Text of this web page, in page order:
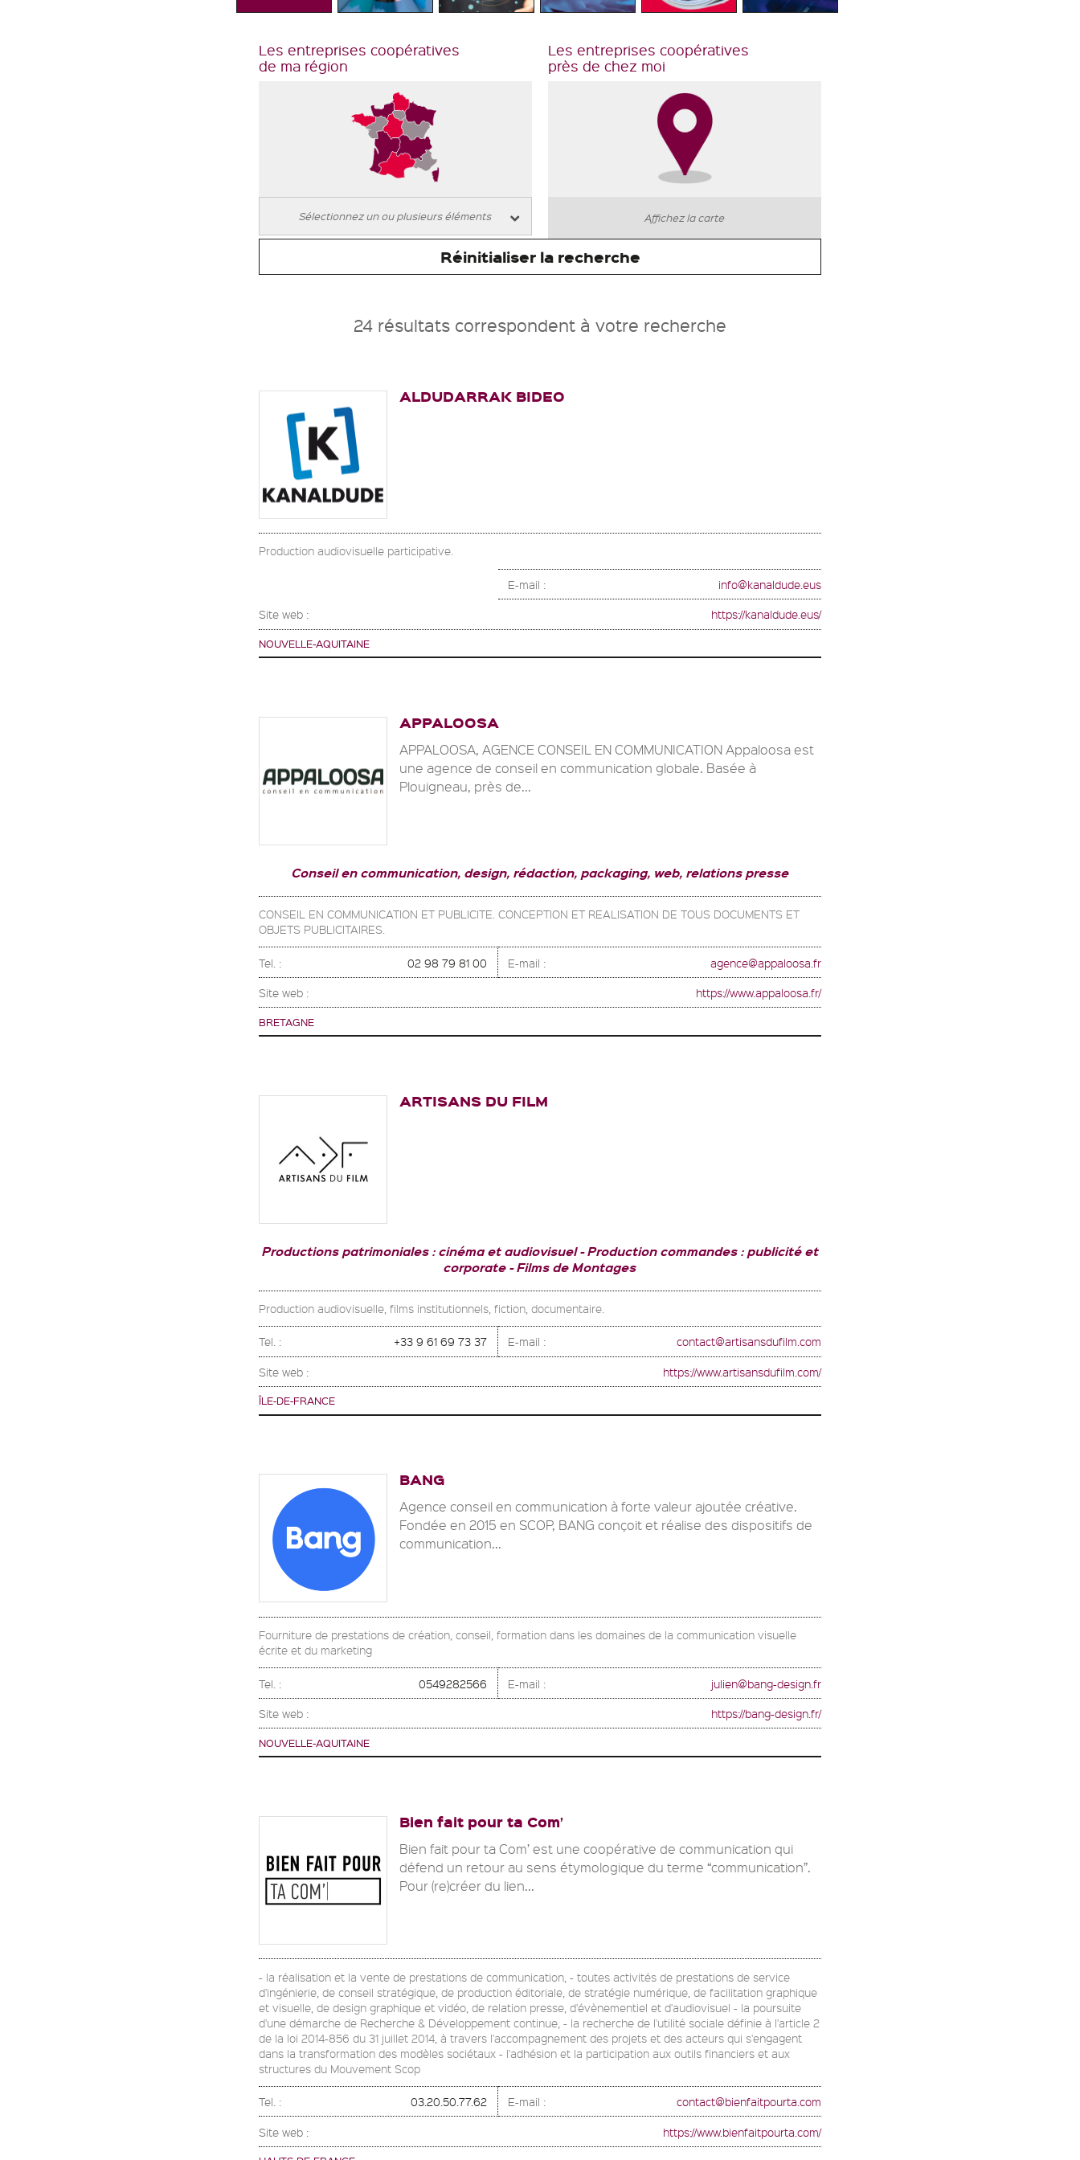
Les entreprises coopératives
de ma région
Les entreprises coopératives
près de chez moi
Affichez la carte
Réinitialiser la recherche
24 résultats correspondent à votre recherche
ALDUDARRAK BIDEO
Production audiovisuelle participative.
E-mail : info@kanaldude.eus
Site web : https://kanaldude.eus/
NOUVELLE-AQUITAINE
APPALOOSA
APPALOOSA, AGENCE CONSEIL EN COMMUNICATION Appaloosa est
une agence de conseil en communication globale. Basée à
Plouigneau, près de...
Conseil en communication, design, rédaction, packaging, web, relations presse
CONSEIL EN COMMUNICATION ET PUBLICITE. CONCEPTION ET REALISATION DE TOUS DOCUMENTS ET
OBJETS PUBLICITAIRES.
Tel. : 02 98 79 81 00 E-mail : agence@appaloosa.fr
Site web : https://www.appaloosa.fr/
BRETAGNE
ARTISANS DU FILM
Productions patrimoniales : cinéma et audiovisuel
Production commandes : publicité et
corporate Films de Montages
Production audiovisuelle, films institutionnels, fiction, documentaire.
Tel. : +33 9 61 69 73 37 E-mail : contact@artisansdufilm.com
Site web : https://www.artisansdufilm.com/
ÎLE-DE-FRANCE
BANG
Agence conseil en communication à forte valeur ajoutée créative.
Fondée en 2015 en SCOP, BANG conçoit et réalise des dispositifs de
communication...
Fourniture de prestations de création, conseil, formation dans les domaines de la communication visuelle
écrite et du marketing
Tel. : 0549282566 E-mail : julien@bang-design.fr
Site web : https://bang-design.fr/
NOUVELLE-AQUITAINE
Bien fait pour ta Com’
Bien fait pour ta Com’ est une coopérative de communication qui
défend un retour au sens étymologique du terme “communication”.
Pour (re)créer du lien...
- la réalisation et la vente de prestations de communication, - toutes activités de prestations de service
d'ingénierie, de conseil stratégique, de production éditoriale, de stratégie numérique, de facilitation graphique
et visuelle, de design graphique et vidéo, de relation presse, d'évènementiel et d'audiovisuel - la poursuite
d'une démarche de Recherche & Développement continue, - la recherche de l'utilité sociale définie à l'article 2
de la loi 2014-856 du 31 juillet 2014, à travers l'accompagnement des projets et des acteurs qui s'engagent
dans la transformation des modèles sociétaux - l'adhésion et la participation aux outils financiers et aux
structures du Mouvement Scop
Tel. : 03.20.50.77.62 E-mail : contact@bienfaitpourta.com
Site web : https://www.bienfaitpourta.com/